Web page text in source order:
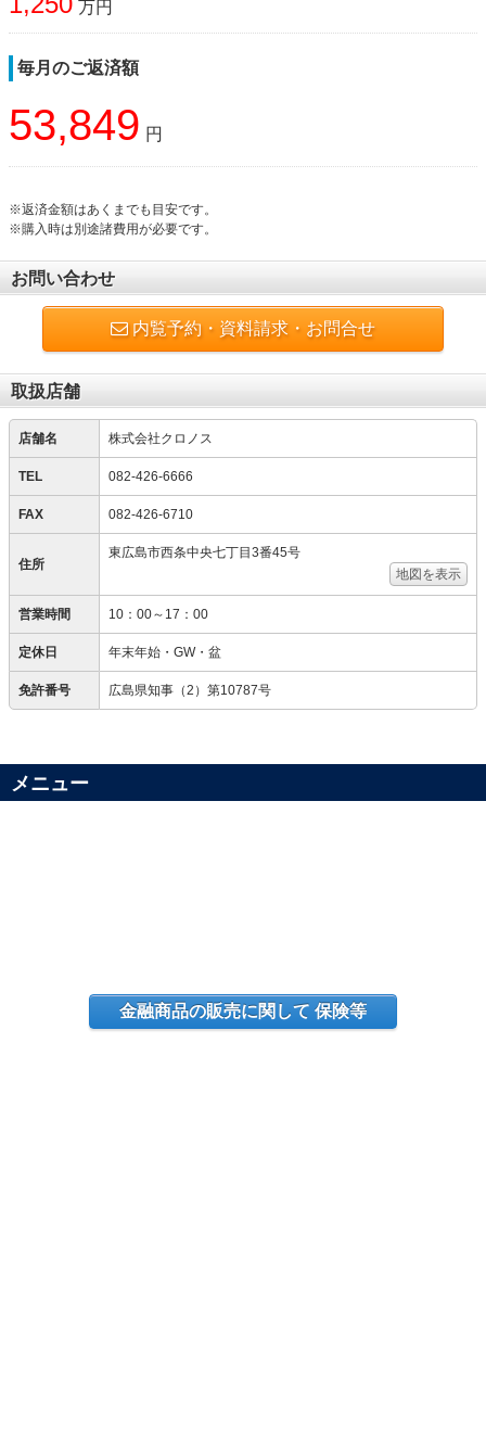
万円
毎月のご返済額
53,849 円
※返済金額はあくまでも目安です。
※購入時は別途諸費用が必要です。
お問い合わせ
内覧予約・資料請求・お問合せ
取扱店舗
店舗名 株式会社クロノス
TEL 082-426-6666
FAX 082-426-6710
住所
東広島市西条中央七丁目3番45号
地図を表示
営業時間 10：00～17：00
定休日 年末年始・GW・盆
免許番号 広島県知事（2）第10787号
メニュー
金融商品の販売に関して 保険等